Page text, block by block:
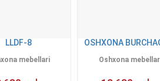
LLDF-8
mebellari
OSHXONA
Oshxona